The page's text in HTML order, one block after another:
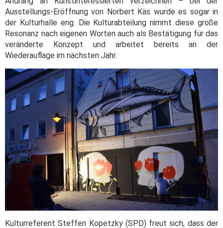
Ausstellungs-Eröffnung von Norbert Käs wurde es sogar in
der Kulturhalle eng. Die Kulturabteilung nimmt diese große
Resonanz nach eigenen Worten auch als Bestätigung für das
veränderte Konzept und arbeitet bereits an der
Wiederauflage im nächsten Jahr.
Kulturreferent Steffen Kopetzky (SPD) freut sich, dass der